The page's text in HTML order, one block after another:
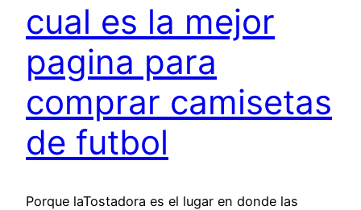
cual es la mejor
pagina para
comprar camisetas
de futbol
Porque laTostadora es el lugar en donde las